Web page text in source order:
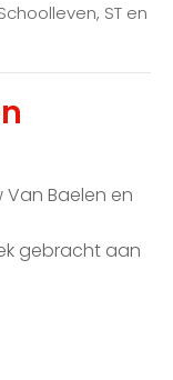
, ST en
Baelen en
gebracht aan